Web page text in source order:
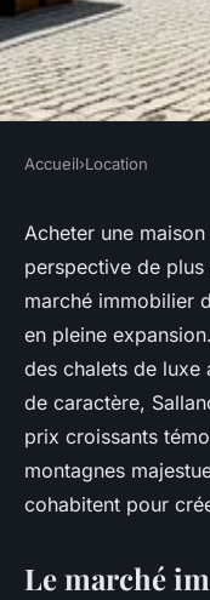
Acheter
sallanches
pleine
Mila •28 avril 2025•4
Accueil›Location
Acheter une
perspective de
marché immobilier
en pleine
des chalets de luxe
de caractère,
prix croissants
montagnes
cohabitent pour
Le marché